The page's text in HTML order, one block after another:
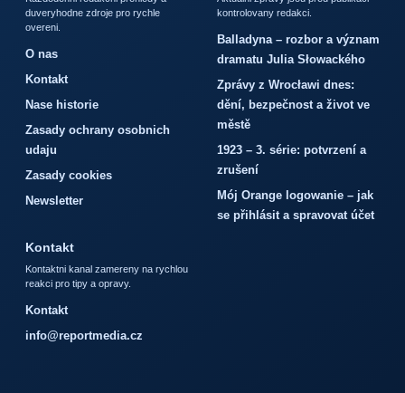
duveryhodne zdroje pro rychle
overeni.
O nas
Kontakt
Nase historie
Zasady ochrany osobnich
udaju
Zasady cookies
Newsletter
kontrolovany redakci.
Balladyna – rozbor a význam
dramatu Julia Słowackého
Zprávy z Wrocławi dnes:
dění, bezpečnost a život ve
městě
1923 – 3. série: potvrzení a
zrušení
Mój Orange logowanie – jak
se přihlásit a spravovat účet
Kontakt
Kontaktni kanal zamereny na rychlou
reakci pro tipy a opravy.
Kontakt
info@reportmedia.cz